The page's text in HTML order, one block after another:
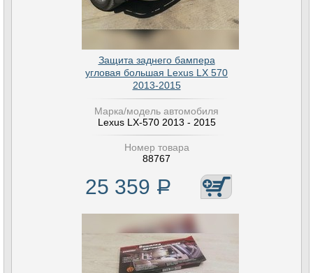
Защита заднего бампера
угловая большая Lexus LX 570
2013-2015
Марка/модель автомобиля
Lexus LX-570 2013 - 2015
Номер товара
88767
25 359 Р